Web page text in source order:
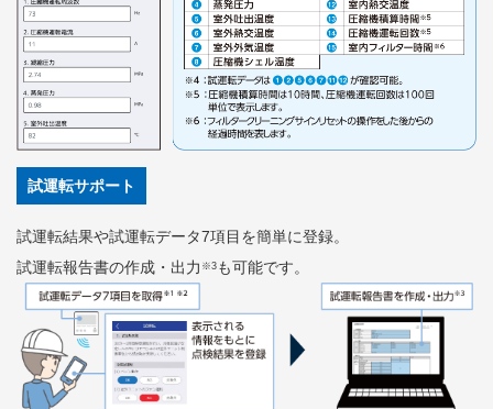
試運転サポート
試運転結果や試運転データ7項目を簡単に登録。
試運転報告書の作成・出力 ※3 も可能です。